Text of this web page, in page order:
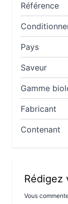
Référence
Pays
Saveur
Gamme
Fabricant
Contenant
Rédigez
Vous